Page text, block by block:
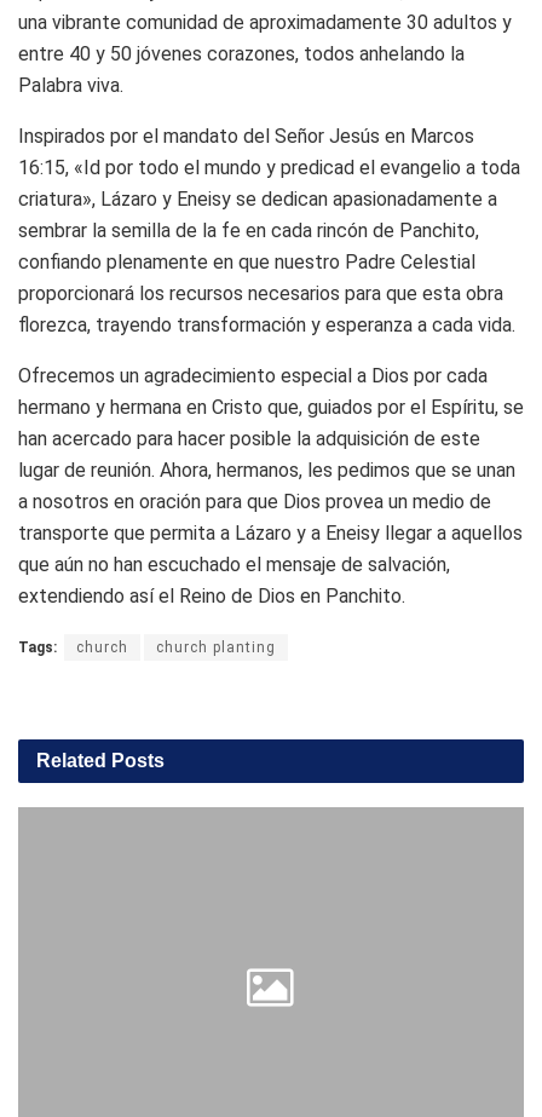
una vibrante comunidad de aproximadamente 30 adultos y
entre 40 y 50 jóvenes corazones, todos anhelando la
Palabra viva.
Inspirados por el mandato del Señor Jesús en Marcos
16:15, «Id por todo el mundo y predicad el evangelio a toda
criatura», Lázaro y Eneisy se dedican apasionadamente a
sembrar la semilla de la fe en cada rincón de Panchito,
confiando plenamente en que nuestro Padre Celestial
proporcionará los recursos necesarios para que esta obra
florezca, trayendo transformación y esperanza a cada vida.
Ofrecemos un agradecimiento especial a Dios por cada
hermano y hermana en Cristo que, guiados por el Espíritu, se
han acercado para hacer posible la adquisición de este
lugar de reunión. Ahora, hermanos, les pedimos que se unan
a nosotros en oración para que Dios provea un medio de
transporte que permita a Lázaro y a Eneisy llegar a aquellos
que aún no han escuchado el mensaje de salvación,
extendiendo así el Reino de Dios en Panchito.
Tags: church church planting
Related Posts